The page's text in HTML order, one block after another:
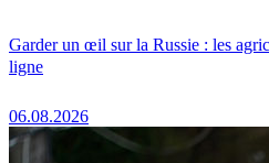
Garder un œil sur la Russie : les
ligne
06.08.2026